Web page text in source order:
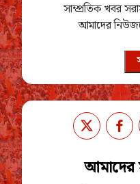
সাম্প্রতিক খবর
আমাদের
আমাদের